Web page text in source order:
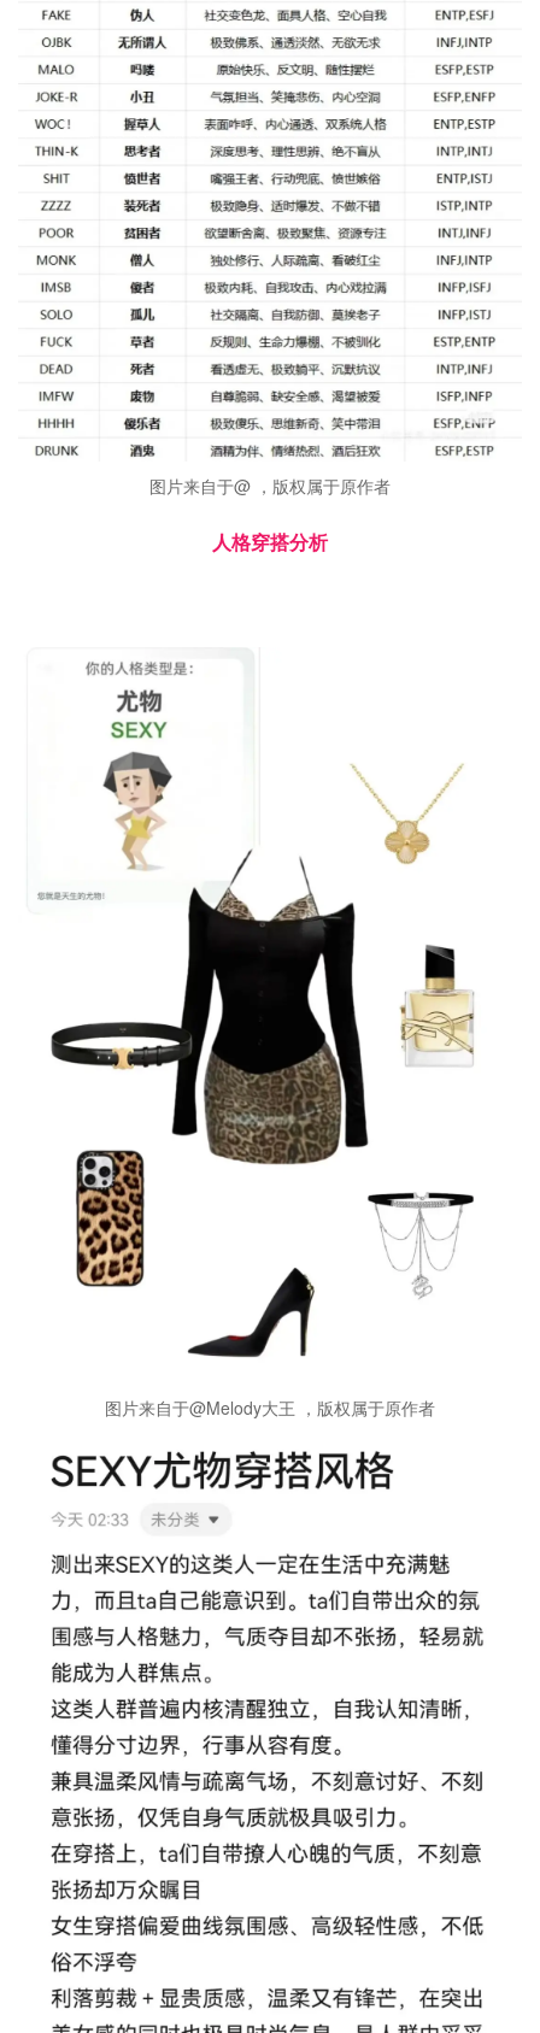
图片来自于@ ，版权属于原作者
人格穿搭分析
图片来自于@Melody大王 ，版权属于原作者